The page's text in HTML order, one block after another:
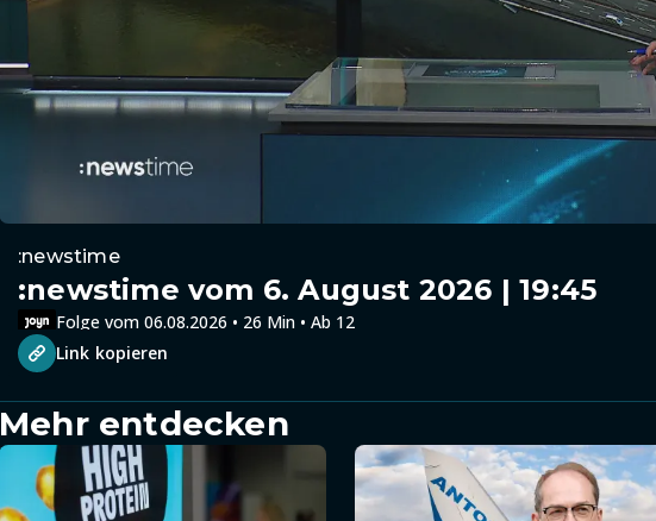
:newstime
:newstime vom 6. August 2026 | 19:45
Folge vom 06.08.2026 • 26 Min • Ab 12
Link kopieren
Mehr entdecken